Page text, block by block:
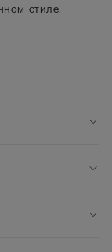
стиле.
S